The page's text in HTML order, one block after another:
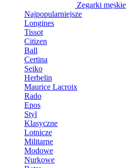
Zegarki męskie
Najpopularniejsze
Longines
Tissot
Citizen
Ball
Certina
Seiko
Herbelin
Maurice Lacroix
Rado
Epos
Styl
Klasyczne
Lotnicze
Militarne
Modowe
Nurkowe